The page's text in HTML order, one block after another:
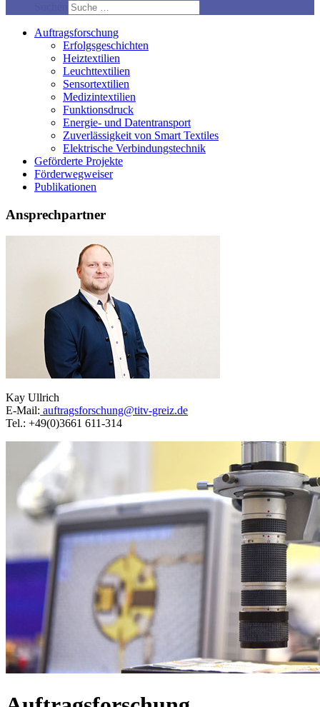
Auftragsforschung
Erfolgsgeschichten
Heiztextilien
Leuchttextilien
Sensortextilien
Medizintextilien
Funktionsdruck
Energie- und Datentransport
Zuverlässigkeit von Smart Textiles
Elektrische Verbindungstechnik
Geförderte Projekte
Förderwegweiser
Publikationen
Ansprechpartner
Kay Ullrich
E-Mail: auftragsforschung@titv-greiz.de
Tel.: +49(0)3661 611-314